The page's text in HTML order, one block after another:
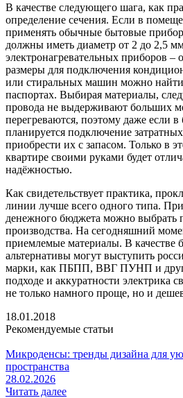
В качестве следующего шага, как
определение сечения. Если в
применять обычные бытовые
должны иметь диаметр от 2 до 2,5
электронагревательных приборов
размеры для подключения
или стиральных машин можно
паспортах. Выбирая материалы,
провода не выдерживают больших
перегреваются, поэтому даже если
планируется подключение
приобрести их с запасом. Только в
квартире своими руками будет
надёжностью.
Как свидетельствует практика,
линии лучше всего одного типа.
денежного бюджета можно выбрать
производства. На сегодняшний
приемлемые материалы. В качестве
альтернативы могут выступить
марки, как ПБПП, ВВГ ПУНП и
подходе и аккуратности электрика
не только намного проще, но и
18.01.2018
Рекомендуемые статьи
Микроденсы: тренды дизайна для
пространства
28.02.2026
Читать далее